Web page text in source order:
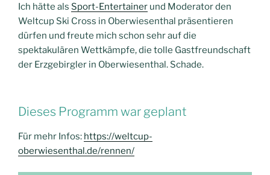
Ich hätte als Sport-Entertainer und Moderator den
Weltcup Ski Cross in Oberwiesenthal präsentieren
dürfen und freute mich schon sehr auf die
spektakulären Wettkämpfe, die tolle Gastfreundschaft
der Erzgebirgler in Oberwiesenthal. Schade.
Dieses Programm war geplant
Für mehr Infos: https://weltcup-
oberwiesenthal.de/rennen/